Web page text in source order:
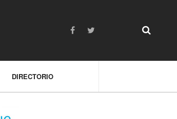
DIRECTORIO